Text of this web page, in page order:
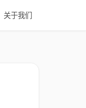
关于我们